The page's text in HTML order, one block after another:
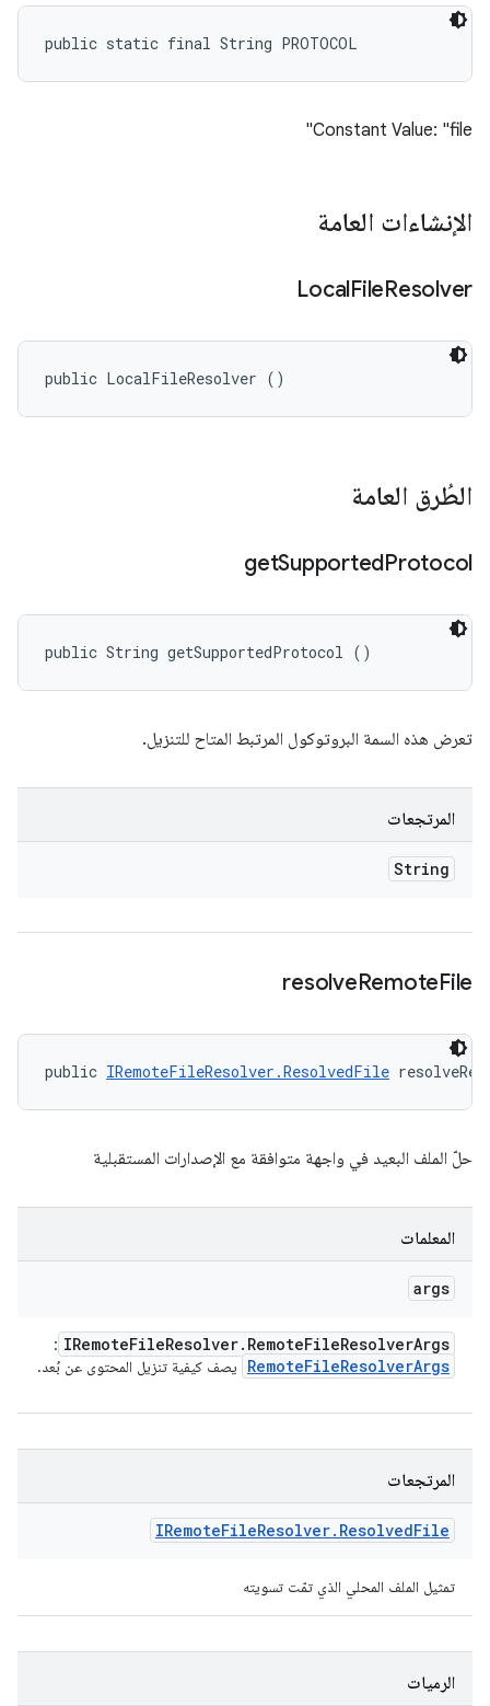
public static final String PROTOCOL
Constant Value: "file"
الإنشاءات العامة
LocalFileResolver
public LocalFileResolver ()
الطُرق العامة
getSupportedProtocol
public String getSupportedProtocol ()
تعرض هذه السمة البروتوكول المرتبط المتاح للتنزيل.
المرتجعات
String
resolveRemoteFile
public IRemoteFileResolver.ResolvedFile
حلّ الملف البعيد في واجهة متوافقة مع الإصدارات المستقبلية
المعلمات
args
IRemoteFileResolver. RemoteFileResolverArgs
:
RemoteFileResolverArgs يصف كيفية تنزيل المحتوى عن بُعد.
المرتجعات
IRemoteFileResolver. ResolvedFile
تمثيل الملف المحلي الذي تمّت تسويته
الرميات